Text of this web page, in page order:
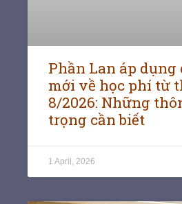
Phần Lan áp
mới về học phí từ
8/2026: Những
trọng cần biết
1 April, 2026